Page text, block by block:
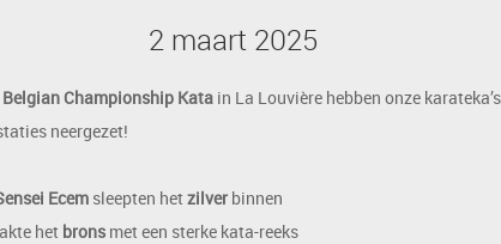
2 maart 2025
Belgian Championship Kata in La Louvière hebben onze karateka’s
neergezet!
Ecem sleepten het zilver binnen
het brons met een sterke kata-reeks